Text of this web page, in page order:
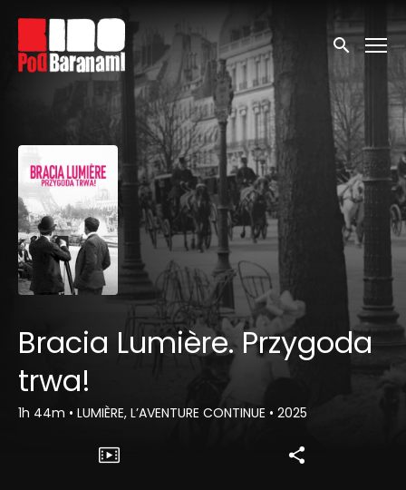
Linki ułatwień dostępu
Wyszukaj
Bracia Lumière. Przygoda
trwa!
1h 44m • LUMIÈRE, L’AVENTURE CONTINUE • 2025